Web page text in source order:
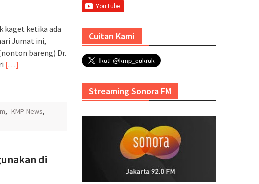
kaget ketika ada
Jumat ini,
bareng) Dr.
[…]
, KMP-News,
di
Cuitan Kami
Streaming Sonora FM